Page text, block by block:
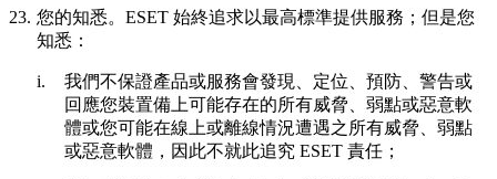
23. 您的知悉。ESET 始終追求以最高標準提供服務；但是您
知悉：
i.
我們不保證產品或服務會發現、定位、預防、警告或
回應您裝置備上可能存在的所有威脅、弱點或惡意軟
體或您可能在線上或離線情況遭遇之所有威脅、弱點
或惡意軟體，因此不就此追究 ESET 責任；